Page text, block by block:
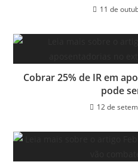
11 de
Cobrar 25% de IR em
pode
12 de